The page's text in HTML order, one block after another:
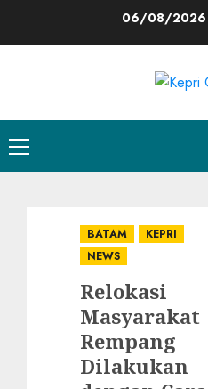
06/08/2026
Primary
Menu
BATAM
KEPRI
NEWS
Relokasi
Masyarakat
Rempang
Dilakukan